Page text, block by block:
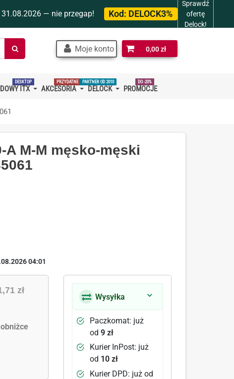
— nie przegap! Kod: DELOCK3%
Sprawdź
ofertę
Delock!
Szukaj
w
Moje konto 0,00 zł
ITX
DESKTOP
AKCESORIA
PRZYDATNE
DELOCK
PARTNER OD 2010
PROMOCJE
DO -20%
A M-M męsko-męski
04:01
zł
Wysyłka
Paczkomat: już
od9 zł
Kurier InPost: już
od 10 zł
Kurier DPD: już od